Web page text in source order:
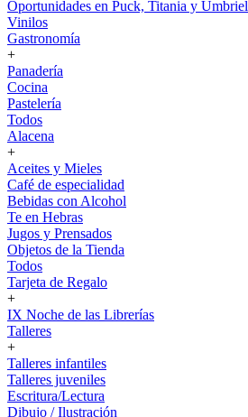
Oportunidades en Puck, Titania y Umbriel
Vinilos
Gastronomía
+
Panadería
Cocina
Pastelería
Todos
Alacena
+
Aceites y Mieles
Café de especialidad
Bebidas con Alcohol
Te en Hebras
Jugos y Prensados
Objetos de la Tienda
Todos
Tarjeta de Regalo
+
IX Noche de las Librerías
Talleres
+
Talleres infantiles
Talleres juveniles
Escritura/Lectura
Dibujo / Ilustración